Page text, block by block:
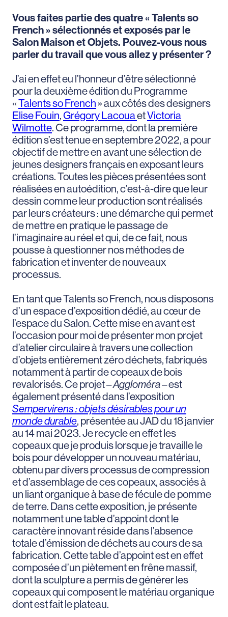
Vous faites partie des quatre « Talents so
French » sélectionnés et exposés par le
Salon Maison et Objets. Pouvez-vous nous
parler du travail que vous allez y présenter ?
J’ai en effet eu l’honneur d’être sélectionné
pour la deuxième édition du Programme
«Talents so French » aux côtés des designers
Elise Fouin,Grégory LacouaetVictoria
Wilmotte. Ce programme, dont la première
édition s’est tenue en septembre 2022, a pour
objectif de mettre en avant une sélection de
jeunes designers français en exposant leurs
créations. Toutes les pièces présentées sont
réalisées en autoédition, c’est-à-dire que leur
dessin comme leur production sont réalisés
par leurs créateurs : une démarche qui permet
de mettre en pratique le passage de
l’imaginaire au réel et qui, de ce fait, nous
pousse à questionner nos méthodes de
fabrication et inventer de nouveaux
processus.
En tant que Talents so French, nous disposons
d’un espace d’exposition dédié, au cœur de
l’espace du Salon. Cette mise en avant est
l’occasion pour moi de présenter mon projet
d’atelier circulaire à travers une collection
d’objets entièrement zéro déchets, fabriqués
notamment à partir de copeaux de bois
revalorisés. Ce projet –Aggloméra– est
également présenté dans l’exposition
Sempervirens : objets désirables pour un
monde durable, présentée au JAD du 18 janvier
au 14 mai 2023. Je recycle en effet les
copeaux que je produis lorsque je travaille le
bois pour développer un nouveau matériau,
obtenu par divers processus de compression
et d’assemblage de ces copeaux, associés à
un liant organique à base de fécule de pomme
de terre. Dans cette exposition, je présente
notamment une table d’appoint dont le
caractère innovant réside dans l’absence
totale d’émission de déchets au cours de sa
fabrication. Cette table d’appoint est en effet
composée d’un piètement en frêne massif,
dont la sculpture a permis de générer les
copeaux qui composent le matériau organique
dont est fait le plateau.